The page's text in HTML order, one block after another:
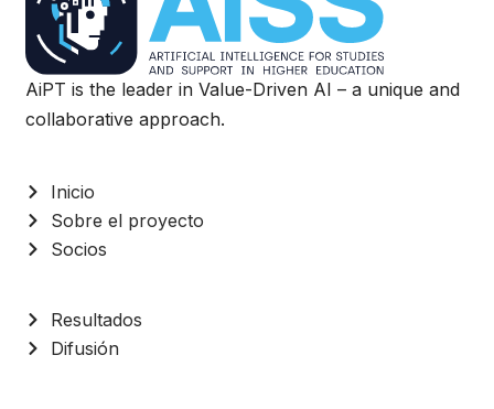
AiPT is the leader in Value-Driven AI – a unique and
collaborative approach.
Inicio
Sobre el proyecto
Socios
Resultados
Difusión